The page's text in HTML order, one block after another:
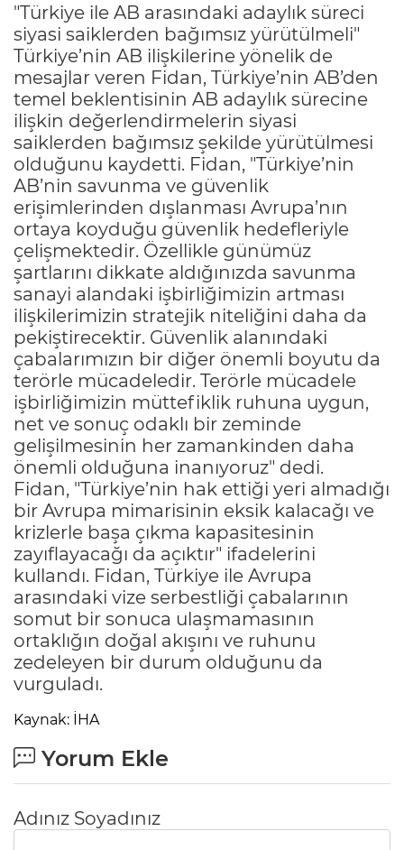
"Türkiye ile AB arasındaki adaylık süreci
siyasi saiklerden bağımsız yürütülmeli"
Türkiye’nin AB ilişkilerine yönelik de
mesajlar veren Fidan, Türkiye’nin AB’den
temel beklentisinin AB adaylık sürecine
ilişkin değerlendirmelerin siyasi
saiklerden bağımsız şekilde yürütülmesi
olduğunu kaydetti. Fidan, "Türkiye’nin
AB’nin savunma ve güvenlik
erişimlerinden dışlanması Avrupa’nın
ortaya koyduğu güvenlik hedefleriyle
çelişmektedir. Özellikle günümüz
şartlarını dikkate aldığınızda savunma
sanayi alandaki işbirliğimizin artması
ilişkilerimizin stratejik niteliğini daha da
pekiştirecektir. Güvenlik alanındaki
çabalarımızın bir diğer önemli boyutu da
terörle mücadeledir. Terörle mücadele
işbirliğimizin müttefiklik ruhuna uygun,
net ve sonuç odaklı bir zeminde
gelişilmesinin her zamankinden daha
önemli olduğuna inanıyoruz" dedi.
Fidan, "Türkiye’nin hak ettiği yeri almadığı
bir Avrupa mimarisinin eksik kalacağı ve
krizlerle başa çıkma kapasitesinin
zayıflayacağı da açıktır" ifadelerini
kullandı. Fidan, Türkiye ile Avrupa
arasındaki vize serbestliği çabalarının
somut bir sonuca ulaşmamasının
ortaklığın doğal akışını ve ruhunu
zedeleyen bir durum olduğunu da
vurguladı.
Kaynak: İHA
Yorum Ekle
Adınız Soyadınız